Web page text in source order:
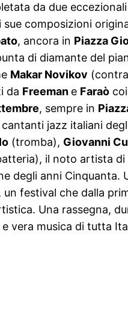
da due
composizioni
, ancora in Piazza
di diamante del
Makar Novikov
da Freeman e Faraò
, sempre in
jazz italiani
(tromba), Giovanni
il noto artista
degli anni Cinquanta.
un festival che dalla
Una rassegna,
vera musica di tutta